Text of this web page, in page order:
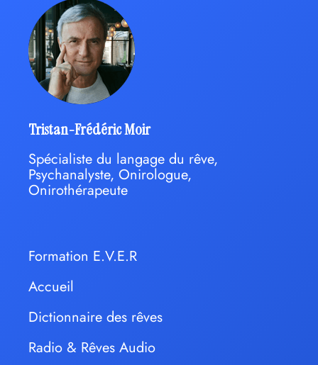
Tristan-Frédéric Moir
Spécialiste du langage du rêve,
Psychanalyste, Onirologue,
Onirothérapeute
Formation E.V.E.R
Accueil
Dictionnaire des rêves
Radio & Rêves Audio